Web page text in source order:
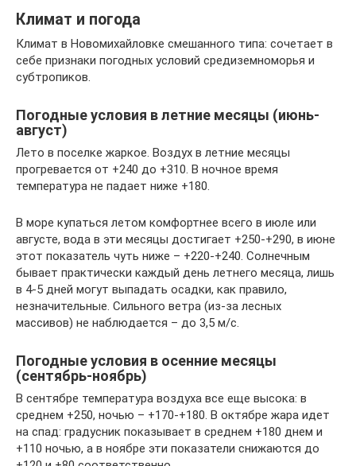
Климат и погода
Климат в Новомихайловке смешанного типа: сочетает в
себе признаки погодных условий средиземноморья и
субтропиков.
Погодные условия в летние месяцы (июнь-
август)
Лето в поселке жаркое. Воздух в летние месяцы
прогревается от +240 до +310. В ночное время
температура не падает ниже +180.
В море купаться летом комфортнее всего в июле или
августе, вода в эти месяцы достигает +250-+290, в июне
этот показатель чуть ниже – +220-+240. Солнечным
бывает практически каждый день летнего месяца, лишь
в 4-5 дней могут выпадать осадки, как правило,
незначительные. Сильного ветра (из-за лесных
массивов) не наблюдается – до 3,5 м/с.
Погодные условия в осенние месяцы
(сентябрь-ноябрь)
В сентябре температура воздуха все еще высока: в
среднем +250, ночью – +170-+180. В октябре жара идет
на спад: градусник показывает в среднем +180 днем и
+110 ночью, а в ноябре эти показатели снижаются до